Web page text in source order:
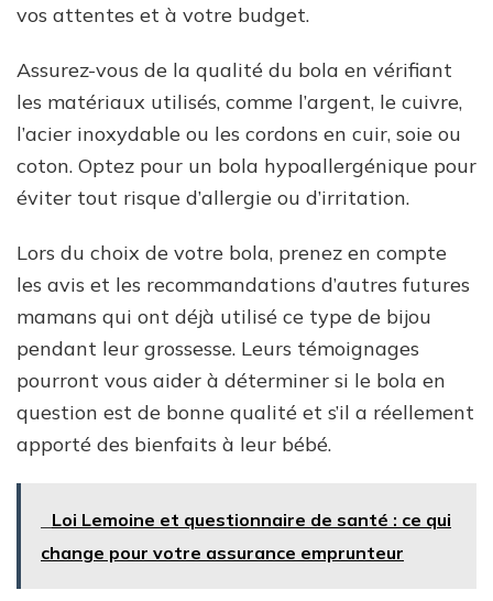
vos attentes et à votre budget.
Assurez-vous de la qualité du bola en vérifiant
les matériaux utilisés, comme l’argent, le cuivre,
l’acier inoxydable ou les cordons en cuir, soie ou
coton. Optez pour un bola hypoallergénique pour
éviter tout risque d’allergie ou d’irritation.
Lors du choix de votre bola, prenez en compte
les avis et les recommandations d’autres futures
mamans qui ont déjà utilisé ce type de bijou
pendant leur grossesse. Leurs témoignages
pourront vous aider à déterminer si le bola en
question est de bonne qualité et s’il a réellement
apporté des bienfaits à leur bébé.
Loi Lemoine et questionnaire de santé : ce qui
change pour votre assurance emprunteur